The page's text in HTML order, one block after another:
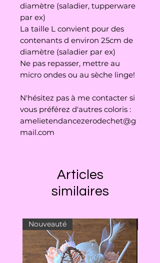
diamètre (saladier, tupperware
par ex)
La taille L convient pour des
contenants d environ 25cm de
diamètre (saladier par ex)
Ne pas repasser, mettre au
micro ondes ou au sèche linge!
N'hésitez pas à me contacter si
vous préférez d'autres coloris :
amelietendancezerodechet@g
mail.com
Articles
similaires
Nouveauté